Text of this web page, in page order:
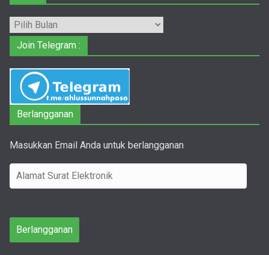
Arsip
Join Telegram :
Berlangganan
Masukkan Email Anda untuk berlangganan
l
m
Berlangganan